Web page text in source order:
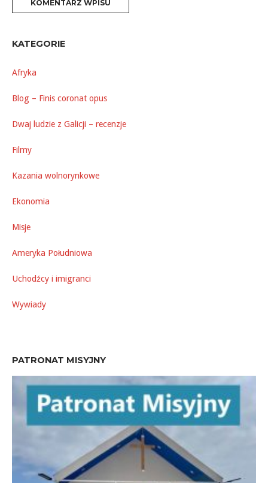
KATEGORIE
Afryka
Blog – Finis coronat opus
Dwaj ludzie z Galicji – recenzje
Filmy
Kazania wolnorynkowe
Ekonomia
Misje
Ameryka Południowa
Uchodźcy i imigranci
Wywiady
PATRONAT MISYJNY